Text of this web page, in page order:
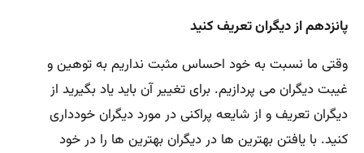
پانزدهم از دیگران تعریف کنید
وقتی ما نسبت به خود احساس مثبت نداریم به توهین و
غیبت دیگران می پردازیم. برای تغییر آن باید یاد بگیرید از
دیگران تعریف و از شایعه پراکنی در مورد دیگران خودداری
کنید. با یافتن بهترین ها در دیگران بهترین ها را در خود